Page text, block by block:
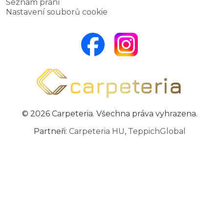
Seznam přání
Nastavení souborů cookie
© 2026 Carpeteria. Všechna práva vyhrazena.
Partneři: Carpeteria HU, TeppichGlobal